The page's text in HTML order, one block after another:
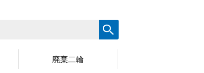
廃棄二輪